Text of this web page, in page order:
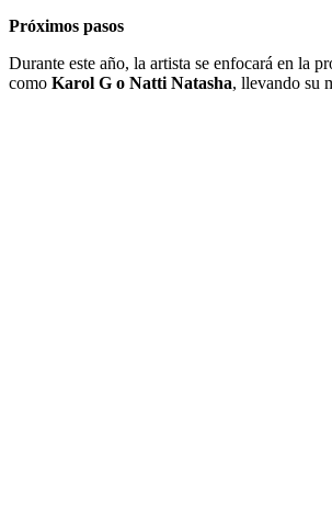
Próximos pasos
Durante este año, la artista se enfocará en la
como Karol G o Natti Natasha, llevando su